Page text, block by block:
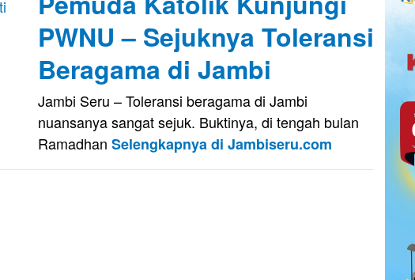
PWNU – Sejuknya Toleransi
Beragama di Jambi
Jambi Seru – Toleransi beragama di Jambi
nuansanya sangat sejuk. Buktinya, di tengah bulan
Ramadhan Selengkapnya di Jambiseru.com